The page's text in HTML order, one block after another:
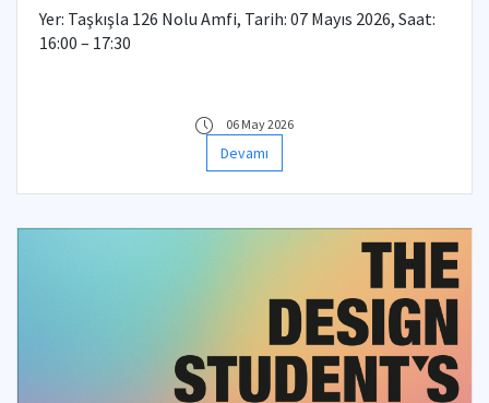
Yer: Taşkışla 126 Nolu Amfi, Tarih: 07 Mayıs 2026, Saat:
16:00 – 17:30
06 May 2026
Devamı